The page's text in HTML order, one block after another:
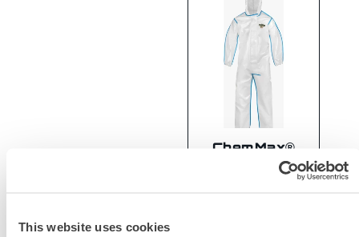
This website uses cookies
ChemMax®
2 化学防护服